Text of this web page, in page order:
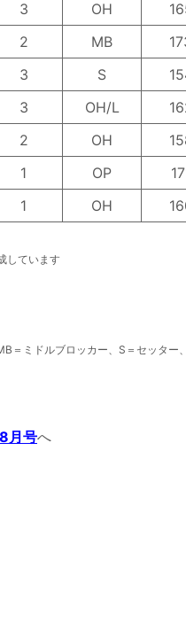
3
OH
2
MB
3
S
3
OH/L
2
OH
1
OP
1
OH
しています
ミドルブロッカー、S＝セッター
月号へ